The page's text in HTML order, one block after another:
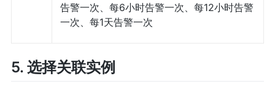
告警一次、每6小时告警一次、每12小时告警
一次、每1天告警一次
5. 选择关联实例